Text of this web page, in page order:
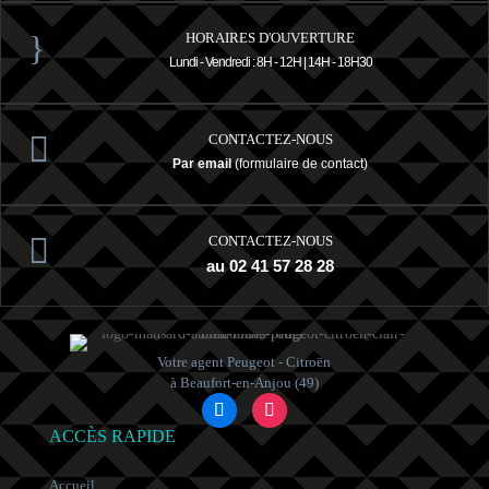
} HORAIRES D'OUVERTURE
Lundi - Vendredi : 8H - 12H | 14H - 18H30
 CONTACTEZ-NOUS
Par email(formulaire de contact)
 CONTACTEZ-NOUS
au 02 41 57 28 28
Votre agent Peugeot - Citroën
à Beaufort-en-Anjou (49)
ACCÈS RAPIDE
Accueil